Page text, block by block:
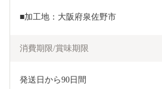
■加工地：大阪府泉佐野市
消費期限/賞味期限
発送日から90日間